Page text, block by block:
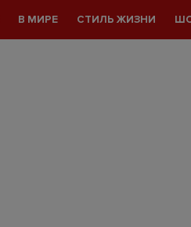
В МИРЕ СТИЛЬ ЖИЗНИ